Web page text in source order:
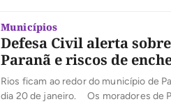
Municípios
Defesa Civil alerta
Paranã e riscos de
Rios ficam ao redor do município de
dia 20 de janeiro. Os moradores de